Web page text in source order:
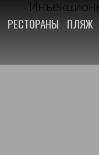
РЕСТОРАНЫ ПЛЯЖ